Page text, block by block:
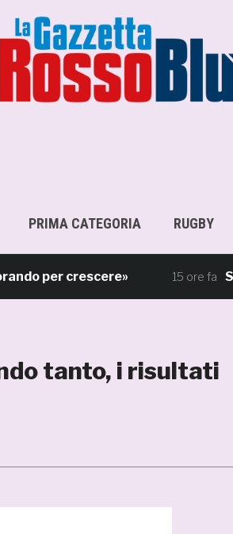
PRIMA CATEGORIA RUGBY
crescere» 15 ore fa Samb,
tanto, i risultati